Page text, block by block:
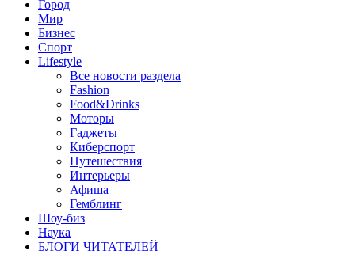
Город
Мир
Бизнес
Спорт
Lifestyle
Все новости раздела
Fashion
Food&Drinks
Моторы
Гаджеты
Киберспорт
Путешествия
Интерьеры
Афиша
Гемблинг
Шоу-биз
Наука
БЛОГИ ЧИТАТЕЛЕЙ